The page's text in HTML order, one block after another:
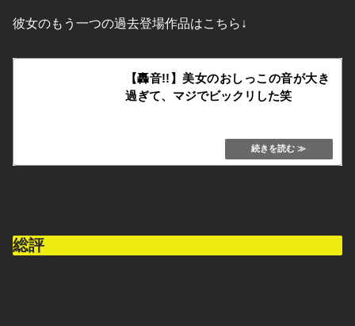
彼女のもう一つの過去登場作品はこちら↓
【轟音!!】美女のおしっこの音が大き
過ぎて、マジでビックリした笑
総評